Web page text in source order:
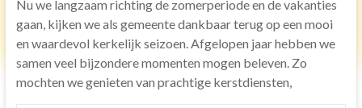
Toren uurwerk
Inrichting kerk
Nu we langzaam richting de zomerperiode en de vakanties
gaan, kijken we als gemeente dankbaar terug op een mooi
en waardevol kerkelijk seizoen. Afgelopen jaar hebben we
samen veel bijzondere momenten mogen beleven. Zo
mochten we genieten van prachtige kerstdiensten,